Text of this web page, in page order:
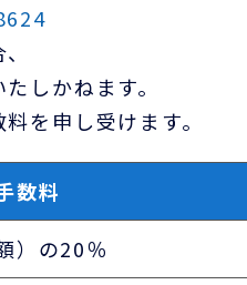
しかねます。
を申し受けます。
数料
）の20％